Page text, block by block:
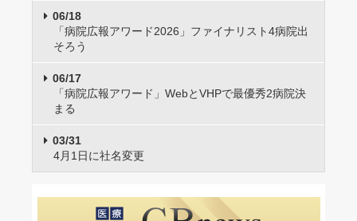
06/18
「病院広報アワード2026」ファイナリスト4病院出
そろう
06/17
「病院広報アワード」WebとVHPで最優秀2病院決
まる
03/31
4月1日に社名変更